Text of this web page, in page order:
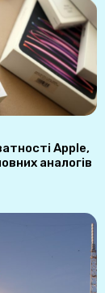
Apple,
аналогів